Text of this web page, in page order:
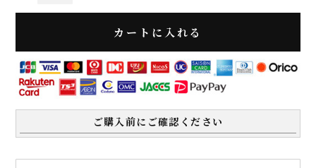
カートに入れる
ご購入前にご確認ください